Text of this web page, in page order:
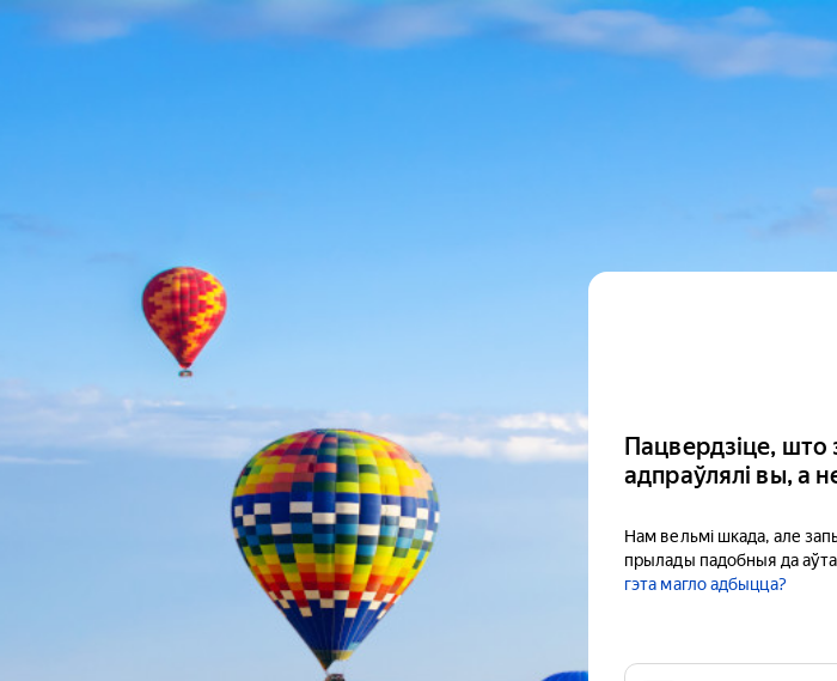
Пацвердзіце, што
адпраўлялі вы, а
Нам вельмі шкада, але
прылады падобныя да
гэта магло адбыцца?